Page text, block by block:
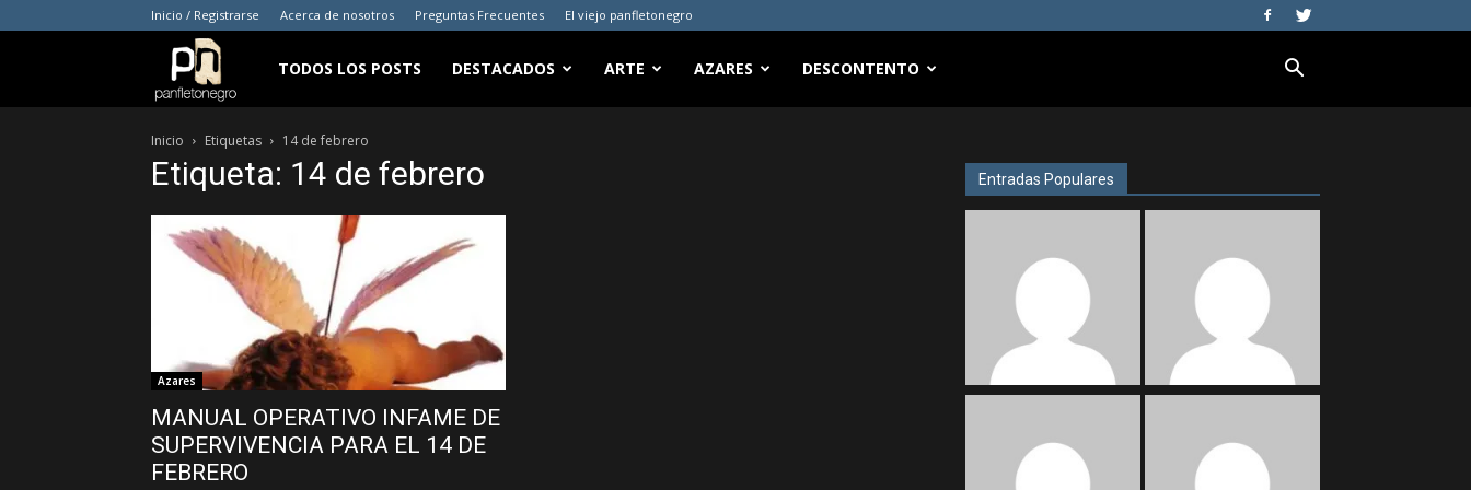
Inicio / Registrarse Acerca de nosotros Preguntas Frecuentes El viejo panfletonegro
panfletonegro
TODOS LOS POSTS DESTACADOS ARTE AZARES DESCONTENTO
Inicio Etiquetas 14 de febrero
Etiqueta: 14 de febrero
Azares
MANUAL OPERATIVO INFAME DE
SUPERVIVENCIA PARA EL 14 DE
FEBRERO
Entradas Populares